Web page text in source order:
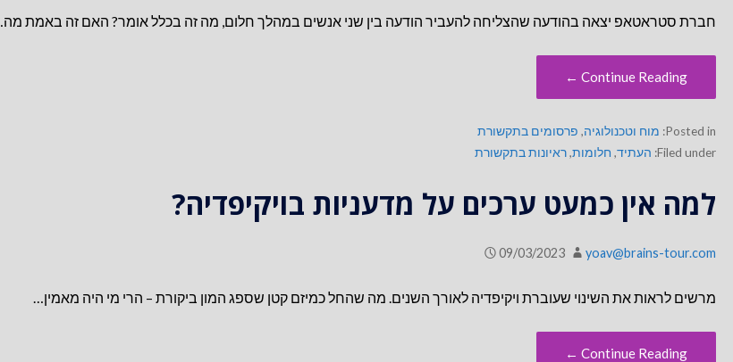
חברת סטראטאפ יצאה בהודעה שהצליחה להעביר הודעה בין שני אנשים במהלך חלום, מה זה בכלל אומר? האם זה באמת מה…
Continue Reading ←
Posted in: מוח וטכנולוגיה, פרסומים בתקשורת
Filed under: העתיד, חלומות,ראיונות בתקשורת
למה אין כמעט ערכים על מדעניות בויקיפדיה?
09/03/2023 yoav@brains-tour.com
מרשים לראות את השינוי שעוברת ויקיפדיה לאורך השנים. מה שהחל כמיזם קטן שספג המון ביקורת – הרי מי היה מאמין…
Continue Reading ←